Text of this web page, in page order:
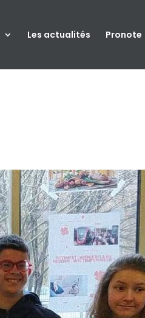
Les actualités Pronote